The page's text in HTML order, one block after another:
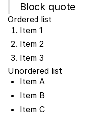
Block quote
Ordered list
Item 1
Item 2
Item 3
Unordered list
Item A
Item B
Item C